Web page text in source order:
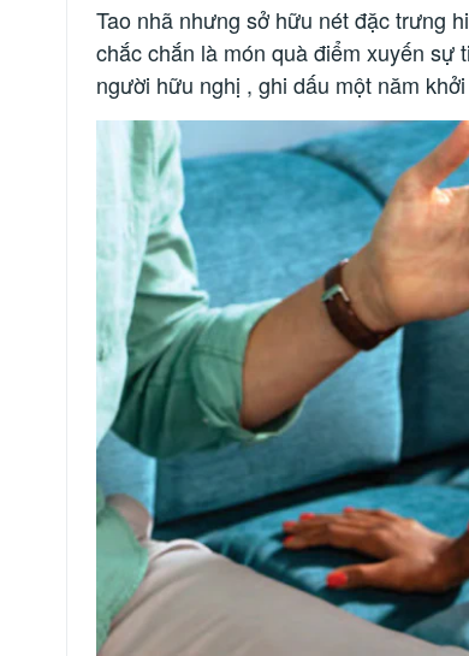
Tao nhã nhưng sở hữu nét đặc trưng
chắc chắn là món quà điểm xuyến sự
người hữu nghị , ghi dấu một năm